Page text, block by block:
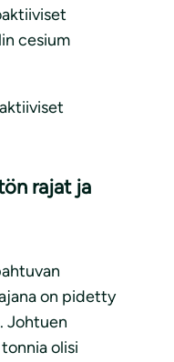
cesium
rajat ja
on pidetty
Johtuen
olisi